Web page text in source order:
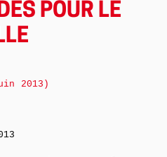
POUR LE
2013)